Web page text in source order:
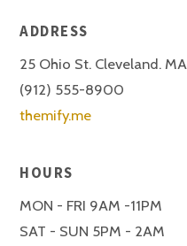
ADDRESS
25 Ohio St. Cleveland. MA
(912) 555-8900
themify.me
HOURS
MON - FRI 9AM -11PM
SAT - SUN 5PM - 2AM